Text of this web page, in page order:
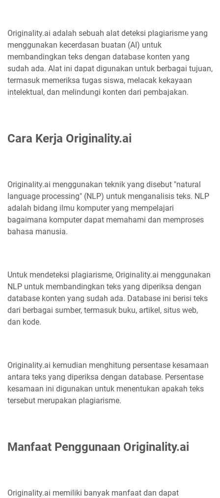
Originality.ai adalah sebuah alat deteksi plagiarisme yang
menggunakan kecerdasan buatan (AI) untuk
membandingkan teks dengan database konten yang
sudah ada. Alat ini dapat digunakan untuk berbagai tujuan,
termasuk memeriksa tugas siswa, melacak kekayaan
intelektual, dan melindungi konten dari pembajakan.
Cara Kerja Originality.ai
Originality.ai menggunakan teknik yang disebut "natural
language processing" (NLP) untuk menganalisis teks. NLP
adalah bidang ilmu komputer yang mempelajari
bagaimana komputer dapat memahami dan memproses
bahasa manusia.
Untuk mendeteksi plagiarisme, Originality.ai menggunakan
NLP untuk membandingkan teks yang diperiksa dengan
database konten yang sudah ada. Database ini berisi teks
dari berbagai sumber, termasuk buku, artikel, situs web,
dan kode.
Originality.ai kemudian menghitung persentase kesamaan
antara teks yang diperiksa dengan database. Persentase
kesamaan ini digunakan untuk menentukan apakah teks
tersebut merupakan plagiarisme.
Manfaat Penggunaan Originality.ai
Originality.ai memiliki banyak manfaat dan dapat